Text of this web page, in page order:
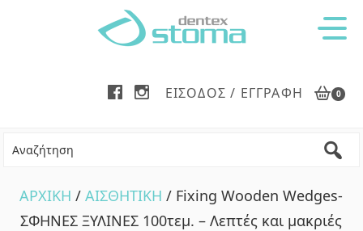
ΕΊΣΟΔΟΣ / ΕΓΓΡΑΦΉ 0
ΑΡΧΙΚΗ /ΑΙΣΘΗΤΙΚΗ / Fixing Wooden Wedges-
ΣΦΗΝΕΣ ΞΥΛΙΝΕΣ 100τεμ. – Λεπτές και μακριές